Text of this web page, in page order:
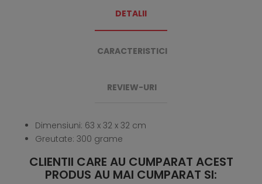
DETALII
CARACTERISTICI
REVIEW-URI
Dimensiuni: 63 x 32 x 32 cm
Greutate: 300 grame
CLIENTII CARE AU CUMPARAT ACEST
PRODUS AU MAI CUMPARAT SI: